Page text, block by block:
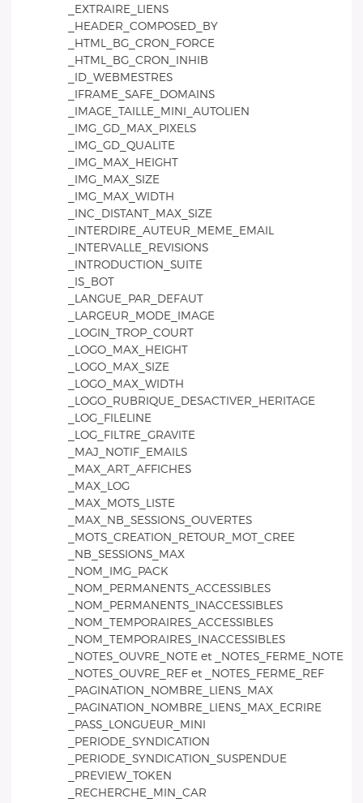
_EXTRAIRE_LIENS
_HEADER_COMPOSED_BY
_HTML_BG_CRON_FORCE
_HTML_BG_CRON_INHIB
_ID_WEBMESTRES
_IFRAME_SAFE_DOMAINS
_IMAGE_TAILLE_MINI_AUTOLIEN
_IMG_GD_MAX_PIXELS
_IMG_GD_QUALITE
_IMG_MAX_HEIGHT
_IMG_MAX_SIZE
_IMG_MAX_WIDTH
_INC_DISTANT_MAX_SIZE
_INTERDIRE_AUTEUR_MEME_EMAIL
_INTERVALLE_REVISIONS
_INTRODUCTION_SUITE
_IS_BOT
_LANGUE_PAR_DEFAUT
_LARGEUR_MODE_IMAGE
_LOGIN_TROP_COURT
_LOGO_MAX_HEIGHT
_LOGO_MAX_SIZE
_LOGO_MAX_WIDTH
_LOGO_RUBRIQUE_DESACTIVER_HERITAGE
_LOG_FILELINE
_LOG_FILTRE_GRAVITE
_MAJ_NOTIF_EMAILS
_MAX_ART_AFFICHES
_MAX_LOG
_MAX_MOTS_LISTE
_MAX_NB_SESSIONS_OUVERTES
_MOTS_CREATION_RETOUR_MOT_CREE
_NB_SESSIONS_MAX
_NOM_IMG_PACK
_NOM_PERMANENTS_ACCESSIBLES
_NOM_PERMANENTS_INACCESSIBLES
_NOM_TEMPORAIRES_ACCESSIBLES
_NOM_TEMPORAIRES_INACCESSIBLES
_NOTES_OUVRE_NOTE et _NOTES_FERME_NOTE
_NOTES_OUVRE_REF et _NOTES_FERME_REF
_PAGINATION_NOMBRE_LIENS_MAX
_PAGINATION_NOMBRE_LIENS_MAX_ECRIRE
_PASS_LONGUEUR_MINI
_PERIODE_SYNDICATION
_PERIODE_SYNDICATION_SUSPENDUE
_PREVIEW_TOKEN
_RECHERCHE_MIN_CAR